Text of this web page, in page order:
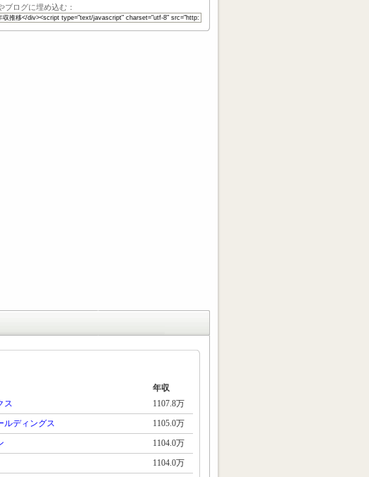
ブログに埋め込む：
年収
ス
1107.8万
ルディングス
1105.0万
1104.0万
1104.0万